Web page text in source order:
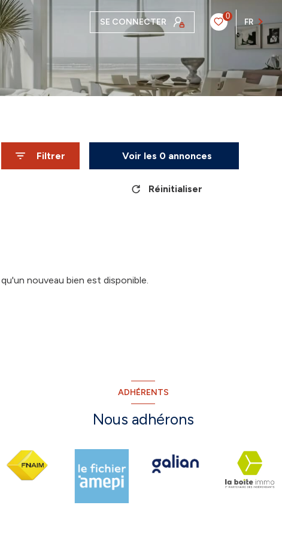
SE CONNECTER
0
FR
Filtrer Voir les 0 annonces
Réinitialiser
nouveau bien est disponible.
ADHÉRENTS
Nous adhérons